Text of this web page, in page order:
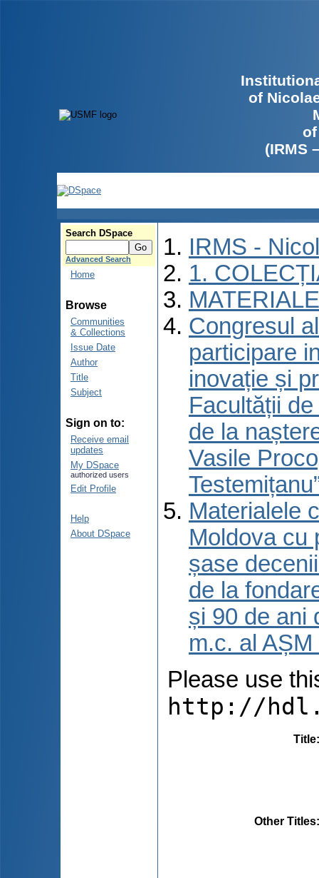
of
(IRMS
Search DSpace
Advanced Search
Home
Browse
Communities
& Collections
Issue Date
Author
Title
Subject
Sign on to:
Receive email
updates
My DSpace
authorized users
Edit Profile
Help
About DSpace
IRMS -
1.
Congresul
participare
inovație și
Facultății
de la
Vasile
Materialele
Moldova cu
șase
de la
și 90 de ani
m.c. al
Please use
http://
Title
Other Titles